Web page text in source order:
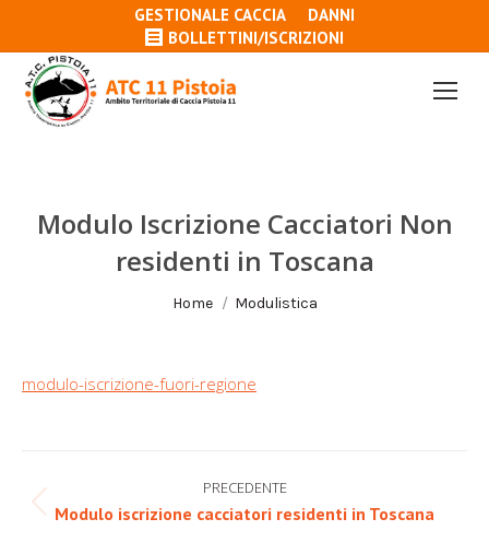
GESTIONALE CACCIA
DANNI
BOLLETTINI/ISCRIZIONI
Modulo Iscrizione Cacciatori Non
residenti in Toscana
Tu sei qui:
Home Modulistica
modulo-iscrizione-fuori-regione
tra
PRECEDENTE
Post
Modulo iscrizione cacciatori residenti in Toscana